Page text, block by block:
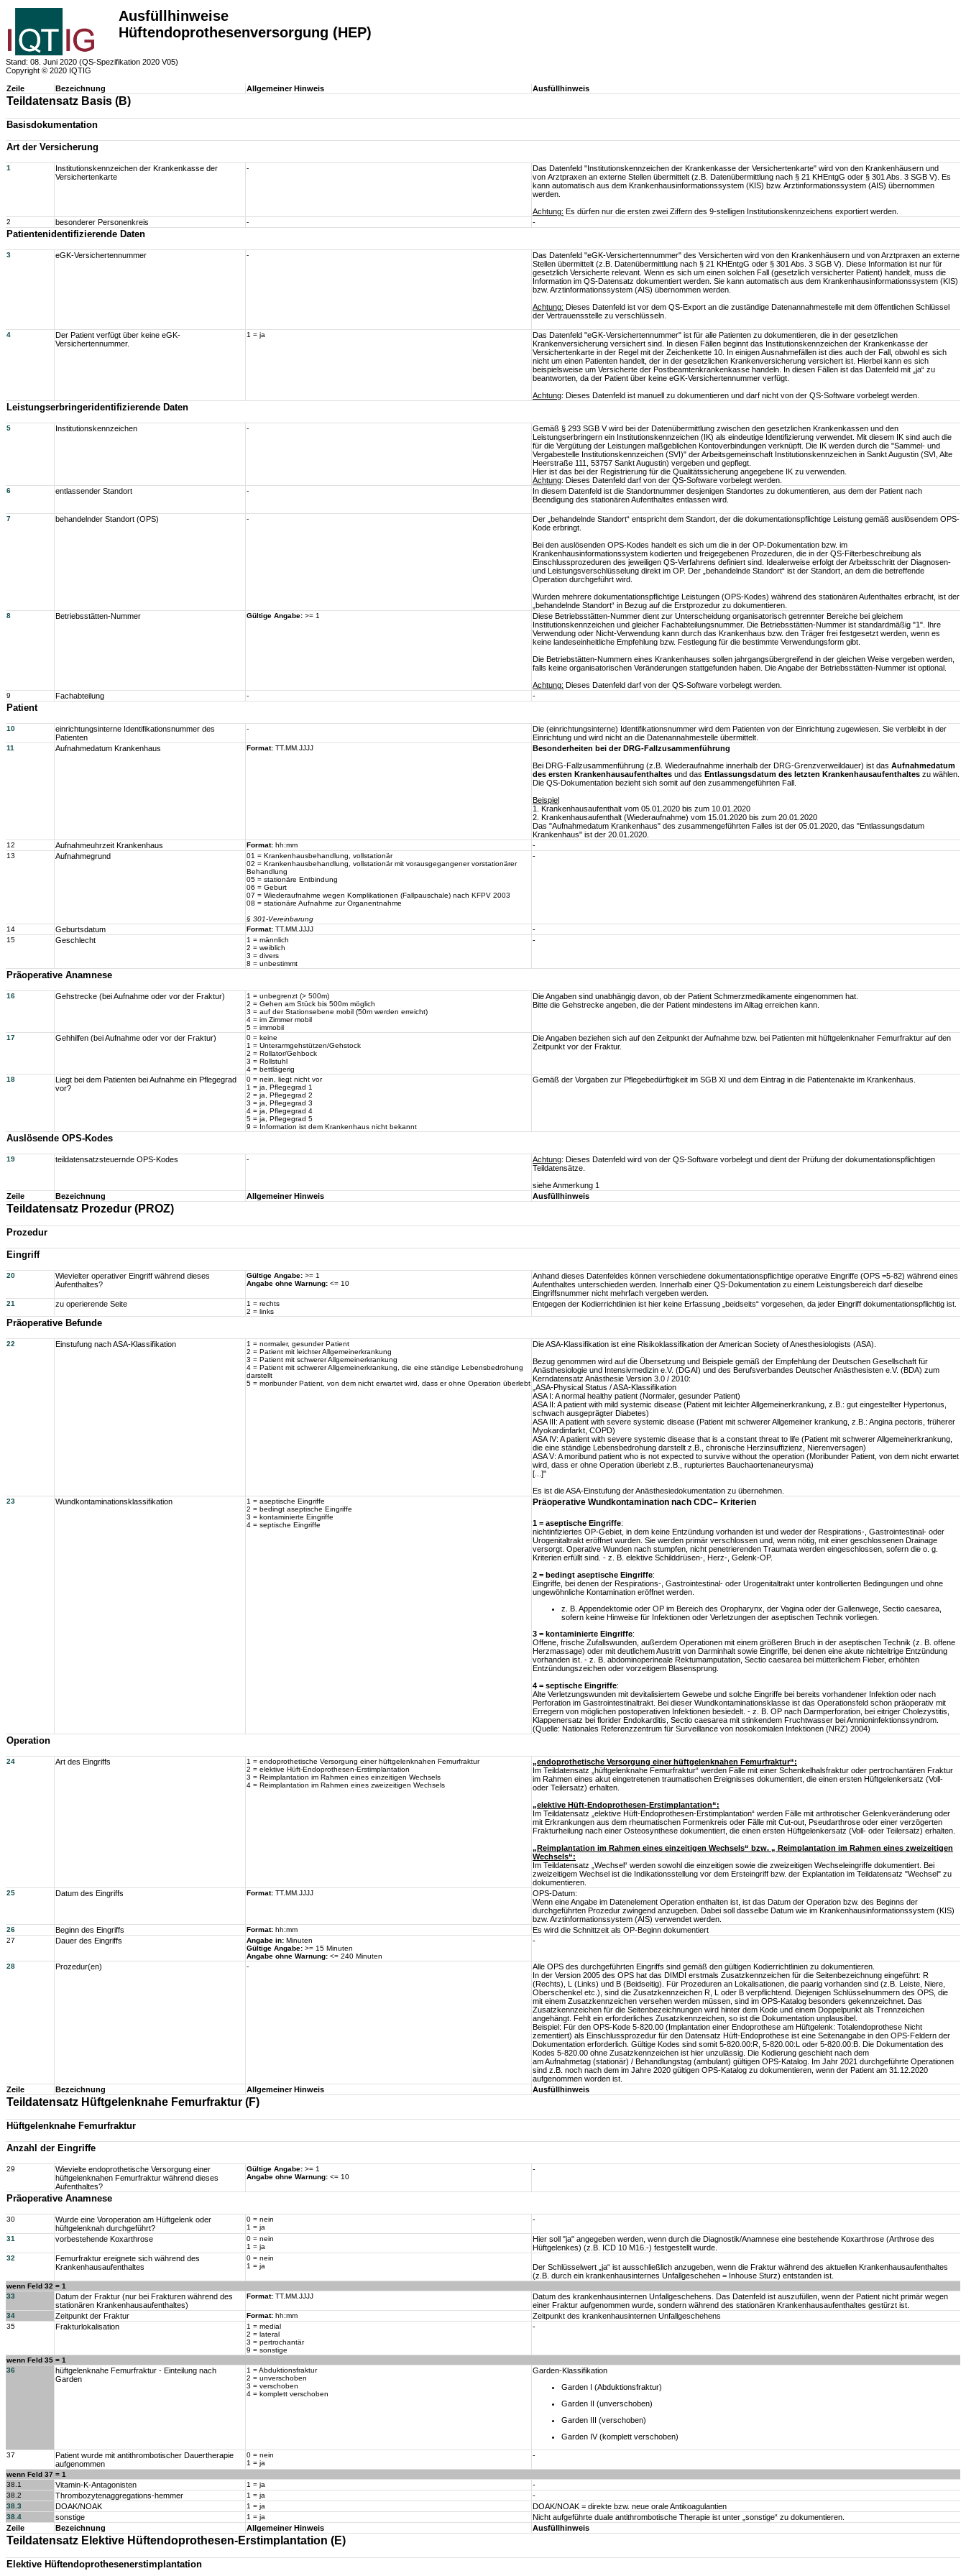
Ausfüllhinweise
Hüftendoprothesenversorgung (HEP)
Stand: 08. Juni 2020 (QS-Spezifikation 2020 V05)
Copyright © 2020 IQTIG
Zeile Bezeichnung Allgemeiner Hinweis Ausfüllhinweis
Teildatensatz Basis (B)
Basisdokumentation
Art der Versicherung
1
Institutionskennzeichen der Krankenkasse der
Versichertenkarte
-
Das Datenfeld "Institutionskennzeichen der Krankenkasse der Versichertenkarte" wird von den Krankenhäusern und
von Arztpraxen an externe Stellen übermittelt (z.B. Datenübermittlung nach § 21 KHEntgG oder § 301 Abs. 3 SGB V). Es
kann automatisch aus dem Krankenhausinformationssystem (KIS) bzw. Arztinformationssystem (AIS) übernommen
werden.
Achtung: Es dürfen nur die ersten zwei Ziffern des 9-stelligen Institutionskennzeichens exportiert werden.
2 besonderer Personenkreis - -
Patientenidentifizierende Daten
3 eGK-Versichertennummer -
Das Datenfeld "eGK-Versichertennummer" des Versicherten wird von den Krankenhäusern und von Arztpraxen an externe
Stellen übermittelt (z.B. Datenübermittlung nach § 21 KHEntgG oder § 301 Abs. 3 SGB V). Diese Information ist nur für
gesetzlich Versicherte relevant. Wenn es sich um einen solchen Fall (gesetzlich versicherter Patient) handelt, muss die
Information im QS-Datensatz dokumentiert werden. Sie kann automatisch aus dem Krankenhausinformationssystem (KIS)
bzw. Arztinformationssystem (AIS) übernommen werden.
Achtung: Dieses Datenfeld ist vor dem QS-Export an die zuständige Datenannahmestelle mit dem öffentlichen Schlüssel
der Vertrauensstelle zu verschlüsseln.
4
Der Patient verfügt über keine eGK-
Versichertennummer.
1 = ja
Das Datenfeld "eGK-Versichertennummer" ist für alle Patienten zu dokumentieren, die in der gesetzlichen
Krankenversicherung versichert sind. In diesen Fällen beginnt das Institutionskennzeichen der Krankenkasse der
Versichertenkarte in der Regel mit der Zeichenkette 10. In einigen Ausnahmefällen ist dies auch der Fall, obwohl es sich
nicht um einen Patienten handelt, der in der gesetzlichen Krankenversicherung versichert ist. Hierbei kann es sich
beispielsweise um Versicherte der Postbeamtenkrankenkasse handeln. In diesen Fällen ist das Datenfeld mit „ja“ zu
beantworten, da der Patient über keine eGK-Versichertennummer verfügt.
Achtung: Dieses Datenfeld ist manuell zu dokumentieren und darf nicht von der QS-Software vorbelegt werden.
Leistungserbringeridentifizierende Daten
5 Institutionskennzeichen -
Gemäß § 293 SGB V wird bei der Datenübermittlung zwischen den gesetzlichen Krankenkassen und den
Leistungserbringern ein Institutionskennzeichen (IK) als eindeutige Identifizierung verwendet. Mit diesem IK sind auch die
für die Vergütung der Leistungen maßgeblichen Kontoverbindungen verknüpft. Die IK werden durch die "Sammel- und
Vergabestelle Institutionskennzeichen (SVI)" der Arbeitsgemeinschaft Institutionskennzeichen in Sankt Augustin (SVI, Alte
Heerstraße 111, 53757 Sankt Augustin) vergeben und gepflegt.
Hier ist das bei der Registrierung für die Qualitätssicherung angegebene IK zu verwenden.
Achtung: Dieses Datenfeld darf von der QS-Software vorbelegt werden.
6 entlassender Standort -
In diesem Datenfeld ist die Standortnummer desjenigen Standortes zu dokumentieren, aus dem der Patient nach
Beendigung des stationären Aufenthaltes entlassen wird.
7 behandelnder Standort (OPS) -
Der „behandelnde Standort“ entspricht dem Standort, der die dokumentationspflichtige Leistung gemäß auslösendem OPS-
Kode erbringt.
Bei den auslösenden OPS-Kodes handelt es sich um die in der OP-Dokumentation bzw. im
Krankenhausinformationssystem kodierten und freigegebenen Prozeduren, die in der QS-Filterbeschreibung als
Einschlussprozeduren des jeweiligen QS-Verfahrens definiert sind. Idealerweise erfolgt der Arbeitsschritt der Diagnosen-
und Leistungsverschlüsselung direkt im OP. Der „behandelnde Standort“ ist der Standort, an dem die betreffende
Operation durchgeführt wird.
Wurden mehrere dokumentationspflichtige Leistungen (OPS-Kodes) während des stationären Aufenthaltes erbracht, ist der
„behandelnde Standort“ in Bezug auf die Erstprozedur zu dokumentieren.
8 Betriebsstätten-Nummer Gültige Angabe: >= 1
Diese Betriebsstätten-Nummer dient zur Unterscheidung organisatorisch getrennter Bereiche bei gleichem
Institutionskennzeichen und gleicher Fachabteilungsnummer. Die Betriebsstätten-Nummer ist standardmäßig "1". Ihre
Verwendung oder Nicht-Verwendung kann durch das Krankenhaus bzw. den Träger frei festgesetzt werden, wenn es
keine landeseinheitliche Empfehlung bzw. Festlegung für die bestimmte Verwendungsform gibt.
Die Betriebstätten-Nummern eines Krankenhauses sollen jahrgangsübergreifend in der gleichen Weise vergeben werden,
falls keine organisatorischen Veränderungen stattgefunden haben. Die Angabe der Betriebsstätten-Nummer ist optional.
Achtung: Dieses Datenfeld darf von der QS-Software vorbelegt werden.
9 Fachabteilung - -
Patient
10
einrichtungsinterne Identifikationsnummer des
Patienten
-
Die (einrichtungsinterne) Identifikationsnummer wird dem Patienten von der Einrichtung zugewiesen. Sie verbleibt in der
Einrichtung und wird nicht an die Datenannahmestelle übermittelt.
11 Aufnahmedatum Krankenhaus Format: TT.MM.JJJJ
Besonderheiten bei der DRG-Fallzusammenführung
Bei DRG-Fallzusammenführung (z.B. Wiederaufnahme innerhalb der DRG-Grenzverweildauer) ist das Aufnahmedatum
des ersten Krankenhausaufenthaltes und das Entlassungsdatum des letzten Krankenhausaufenthaltes zu wählen.
Die QS-Dokumentation bezieht sich somit auf den zusammengeführten Fall.
Beispiel
1. Krankenhausaufenthalt vom 05.01.2020 bis zum 10.01.2020
2. Krankenhausaufenthalt (Wiederaufnahme) vom 15.01.2020 bis zum 20.01.2020
Das "Aufnahmedatum Krankenhaus" des zusammengeführten Falles ist der 05.01.2020, das "Entlassungsdatum
Krankenhaus" ist der 20.01.2020.
12 Aufnahmeuhrzeit Krankenhaus Format: hh:mm -
13 Aufnahmegrund
01 = Krankenhausbehandlung, vollstationär
02 = Krankenhausbehandlung, vollstationär mit vorausgegangener vorstationärer
Behandlung
05 = stationäre Entbindung
06 = Geburt
07 = Wiederaufnahme wegen Komplikationen (Fallpauschale) nach KFPV 2003
08 = stationäre Aufnahme zur Organentnahme
§ 301-Vereinbarung
-
14 Geburtsdatum Format: TT.MM.JJJJ -
15 Geschlecht
1 = männlich
2 = weiblich
3 = divers
8 = unbestimmt
-
Präoperative Anamnese
16 Gehstrecke (bei Aufnahme oder vor der Fraktur)
1 = unbegrenzt (> 500m)
2 = Gehen am Stück bis 500m möglich
3 = auf der Stationsebene mobil (50m werden erreicht)
4 = im Zimmer mobil
5 = immobil
Die Angaben sind unabhängig davon, ob der Patient Schmerzmedikamente eingenommen hat.
Bitte die Gehstrecke angeben, die der Patient mindestens im Alltag erreichen kann.
17 Gehhilfen (bei Aufnahme oder vor der Fraktur)
0 = keine
1 = Unterarmgehstützen/Gehstock
2 = Rollator/Gehbock
3 = Rollstuhl
4 = bettlägerig
Die Angaben beziehen sich auf den Zeitpunkt der Aufnahme bzw. bei Patienten mit hüftgelenknaher Femurfraktur auf den
Zeitpunkt vor der Fraktur.
18
Liegt bei dem Patienten bei Aufnahme ein Pflegegrad
vor?
0 = nein, liegt nicht vor
1 = ja, Pflegegrad 1
2 = ja, Pflegegrad 2
3 = ja, Pflegegrad 3
4 = ja, Pflegegrad 4
5 = ja, Pflegegrad 5
9 = Information ist dem Krankenhaus nicht bekannt
Gemäß der Vorgaben zur Pflegebedürftigkeit im SGB XI und dem Eintrag in die Patientenakte im Krankenhaus.
Auslösende OPS-Kodes
19 teildatensatzsteuernde OPS-Kodes - Achtung: Dieses Datenfeld wird von der QS-Software vorbelegt und dient der Prüfung der dokumentationspflichtigen
Teildatensätze.
siehe Anmerkung 1
Zeile
Bezeichnung Allgemeiner Hinweis Ausfüllhinweis
Teildatensatz Prozedur (PROZ)
Prozedur
Eingriff
20
Wievielter operativer Eingriff während dieses
Aufenthaltes?
Gültige Angabe: >= 1
Angabe ohne Warnung: <= 10
Anhand dieses Datenfeldes können verschiedene dokumentationspflichtige operative Eingriffe (OPS =5-82) während eines
Aufenthaltes unterschieden werden. Innerhalb einer QS-Dokumentation zu einem Leistungsbereich darf dieselbe
Eingriffsnummer nicht mehrfach vergeben werden.
21 zu operierende Seite
1 = rechts
2 = links
Entgegen der Kodierrichtlinien ist hier keine Erfassung „beidseits“ vorgesehen, da jeder Eingriff dokumentationspflichtig ist.
Präoperative Befunde
22 Einstufung nach ASA-Klassifikation
1 = normaler, gesunder Patient
2 = Patient mit leichter Allgemeinerkrankung
3 = Patient mit schwerer Allgemeinerkrankung
4 = Patient mit schwerer Allgemeinerkrankung, die eine ständige Lebensbedrohung
darstellt
5 = moribunder Patient, von dem nicht erwartet wird, dass er ohne Operation überlebt
Die ASA-Klassifikation ist eine Risikoklassifikation der American Society of Anesthesiologists (ASA).
Bezug genommen wird auf die Übersetzung und Beispiele gemäß der Empfehlung der Deutschen Gesellschaft für
Anästhesiologie und Intensivmedizin e.V. (DGAI) und des Berufsverbandes Deutscher Anästhesisten e.V. (BDA) zum
Kerndatensatz Anästhesie Version 3.0 / 2010:
„ASA-Physical Status / ASA-Klassifikation
ASA I: A normal healthy patient (Normaler, gesunder Patient)
ASA II: A patient with mild systemic disease (Patient mit leichter Allgemeinerkrankung, z.B.: gut eingestellter Hypertonus,
schwach ausgeprägter Diabetes)
ASA III: A patient with severe systemic disease (Patient mit schwerer Allgemeiner krankung, z.B.: Angina pectoris, früherer
Myokardinfarkt, COPD)
ASA IV: A patient with severe systemic disease that is a constant threat to life (Patient mit schwerer Allgemeinerkrankung,
die eine ständige Lebensbedrohung darstellt z.B., chronische Herzinsuffizienz, Nierenversagen)
ASA V: A moribund patient who is not expected to survive without the operation (Moribunder Patient, von dem nicht erwartet
wird, dass er ohne Operation überlebt z.B., rupturiertes Bauchaortenaneurysma)
[...]"
Es ist die ASA-Einstufung der Anästhesiedokumentation zu übernehmen.
23 Wundkontaminationsklassifikation
1 = aseptische Eingriffe
2 = bedingt aseptische Eingriffe
3 = kontaminierte Eingriffe
4 = septische Eingriffe
Präoperative Wundkontamination nach CDC– Kriterien
1 = aseptische Eingriffe:
nichtinfiziertes OP-Gebiet, in dem keine Entzündung vorhanden ist und weder der Respirations-, Gastrointestinal- oder
Urogenitaltrakt eröffnet wurden. Sie werden primär verschlossen und, wenn nötig, mit einer geschlossenen Drainage
versorgt. Operative Wunden nach stumpfen, nicht penetrierenden Traumata werden eingeschlossen, sofern die o. g.
Kriterien erfüllt sind. - z. B. elektive Schilddrüsen-, Herz-, Gelenk-OP.
2 = bedingt aseptische Eingriffe:
Eingriffe, bei denen der Respirations-, Gastrointestinal- oder Urogenitaltrakt unter kontrollierten Bedingungen und ohne
ungewöhnliche Kontamination eröffnet werden.
z. B. Appendektomie oder OP im Bereich des Oropharynx, der Vagina oder der Gallenwege, Sectio caesarea,
sofern keine Hinweise für Infektionen oder Verletzungen der aseptischen Technik vorliegen.
3 = kontaminierte Eingriffe:
Offene, frische Zufallswunden, außerdem Operationen mit einem größeren Bruch in der aseptischen Technik (z. B. offene
Herzmassage) oder mit deutlichem Austritt von Darminhalt sowie Eingriffe, bei denen eine akute nichteitrige Entzündung
vorhanden ist. - z. B. abdominoperineale Rektumamputation, Sectio caesarea bei mütterlichem Fieber, erhöhten
Entzündungszeichen oder vorzeitigem Blasensprung.
4 = septische Eingriffe:
Alte Verletzungswunden mit devitalisiertem Gewebe und solche Eingriffe bei bereits vorhandener Infektion oder nach
Perforation im Gastrointestinaltrakt. Bei dieser Wundkontaminationsklasse ist das Operationsfeld schon präoperativ mit
Erregern von möglichen postoperativen Infektionen besiedelt. - z. B. OP nach Darmperforation, bei eitriger Cholezystitis,
Klappenersatz bei florider Endokarditis, Sectio caesarea mit stinkendem Fruchtwasser bei Amnioninfektionssyndrom.
(Quelle: Nationales Referenzzentrum für Surveillance von nosokomialen Infektionen (NRZ) 2004)
Operation
24 Art des Eingriffs
1 = endoprothetische Versorgung einer hüftgelenknahen Femurfraktur
2 = elektive Hüft-Endoprothesen-Erstimplantation
3 = Reimplantation im Rahmen eines einzeitigen Wechsels
4 = Reimplantation im Rahmen eines zweizeitigen Wechsels
„endoprothetische Versorgung einer hüftgelenknahen Femurfraktur“:
Im Teildatensatz „hüftgelenknahe Femurfraktur“ werden Fälle mit einer Schenkelhalsfraktur oder pertrochantären Fraktur
im Rahmen eines akut eingetretenen traumatischen Ereignisses dokumentiert, die einen ersten Hüftgelenkersatz (Voll-
oder Teilersatz) erhalten.
„elektive Hüft-Endoprothesen-Erstimplantation“:
Im Teildatensatz „elektive Hüft-Endoprothesen-Erstimplantation“ werden Fälle mit arthrotischer Gelenkveränderung oder
mit Erkrankungen aus dem rheumatischen Formenkreis oder Fälle mit Cut-out, Pseudarthrose oder einer verzögerten
Frakturheilung nach einer Osteosynthese dokumentiert, die einen ersten Hüftgelenkersatz (Voll- oder Teilersatz) erhalten.
„Reimplantation im Rahmen eines einzeitigen Wechsels“ bzw. „ Reimplantation im Rahmen eines zweizeitigen
Wechsels“:
Im Teildatensatz „Wechsel“ werden sowohl die einzeitigen sowie die zweizeitigen Wechseleingriffe dokumentiert. Bei
zweizeitigem Wechsel ist die Indikationsstellung vor dem Ersteingriff bzw. der Explantation im Teildatensatz "Wechsel" zu
dokumentieren.
25 Datum des Eingriffs Format: TT.MM.JJJJ
OPS-Datum:
Wenn eine Angabe im Datenelement Operation enthalten ist, ist das Datum der Operation bzw. des Beginns der
durchgeführten Prozedur zwingend anzugeben. Dabei soll dasselbe Datum wie im Krankenhausinformationssystem (KIS)
bzw. Arztinformationssystem (AIS) verwendet werden.
26 Beginn des Eingriffs Format: hh:mm Es wird die Schnittzeit als OP-Beginn dokumentiert
27 Dauer des Eingriffs Angabe in: Minuten
Gültige Angabe: >= 15 Minuten
Angabe ohne Warnung: <= 240 Minuten
-
28 Prozedur(en) -
Alle OPS des durchgeführten Eingriffs sind gemäß den gültigen Kodierrichtlinien zu dokumentieren.
In der Version 2005 des OPS hat das DIMDI erstmals Zusatzkennzeichen für die Seitenbezeichnung eingeführt: R
(Rechts), L (Links) und B (Beidseitig). Für Prozeduren an Lokalisationen, die paarig vorhanden sind (z.B. Leiste, Niere,
Oberschenkel etc.), sind die Zusatzkennzeichen R, L oder B verpflichtend. Diejenigen Schlüsselnummern des OPS, die
mit einem Zusatzkennzeichen versehen werden müssen, sind im OPS-Katalog besonders gekennzeichnet. Das
Zusatzkennzeichen für die Seitenbezeichnungen wird hinter dem Kode und einem Doppelpunkt als Trennzeichen
angehängt. Fehlt ein erforderliches Zusatzkennzeichen, so ist die Dokumentation unplausibel.
Beispiel: Für den OPS-Kode 5-820.00 (Implantation einer Endoprothese am Hüftgelenk: Totalendoprothese Nicht
zementiert) als Einschlussprozedur für den Datensatz Hüft-Endoprothese ist eine Seitenangabe in den OPS-Feldern der
Dokumentation erforderlich. Gültige Kodes sind somit 5-820.00:R, 5-820.00:L oder 5-820.00:B. Die Dokumentation des
Kodes 5-820.00 ohne Zusatzkennzeichen ist hier unzulässig. Die Kodierung geschieht nach dem
am Aufnahmetag (stationär) / Behandlungstag (ambulant) gültigen OPS-Katalog. Im Jahr 2021 durchgeführte Operationen
sind z.B. noch nach dem im Jahre 2020 gültigen OPS-Katalog zu dokumentieren, wenn der Patient am 31.12.2020
aufgenommen worden ist.
Zeile
Bezeichnung Allgemeiner Hinweis Ausfüllhinweis
Teildatensatz Hüftgelenknahe Femurfraktur (F)
Hüftgelenknahe Femurfraktur
Anzahl der Eingriffe
29
Wievielte endoprothetische Versorgung einer
hüftgelenknahen Femurfraktur während dieses
Aufenthaltes?
Gültige Angabe: >= 1
Angabe ohne Warnung: <= 10
-
Präoperative Anamnese
30
Wurde eine Voroperation am Hüftgelenk oder
hüftgelenknah durchgeführt?
0 = nein
1 = ja
-
31 vorbestehende Koxarthrose
0 = nein
1 = ja
Hier soll "ja" angegeben werden, wenn durch die Diagnostik/Anamnese eine bestehende Koxarthrose (Arthrose des
Hüftgelenkes) (z.B. ICD 10 M16.-) festgestellt wurde.
32
Femurfraktur ereignete sich während des
Krankenhausaufenthaltes
0 = nein
1 = ja
Der Schlüsselwert „ja“ ist ausschließlich anzugeben, wenn die Fraktur während des aktuellen Krankenhausaufenthaltes
(z.B. durch ein krankenhausinternes Unfallgeschehen = Inhouse Sturz) entstanden ist.
wenn Feld 32 = 1
33
Datum der Fraktur (nur bei Frakturen während des
stationären Krankenhausaufenthaltes)
Format: TT.MM.JJJJ
Datum des krankenhausinternen Unfallgeschehens. Das Datenfeld ist auszufüllen, wenn der Patient nicht primär wegen
einer Fraktur aufgenommen wurde, sondern während des stationären Krankenhausaufenthaltes gestürzt ist.
34 Zeitpunkt der Fraktur Format: hh:mm Zeitpunkt des krankenhausinternen Unfallgeschehens
35 Frakturlokalisation
1 = medial
2 = lateral
3 = pertrochantär
9 = sonstige
-
wenn Feld 35 = 1
36
hüftgelenknahe Femurfraktur - Einteilung nach
Garden
1 = Abduktionsfraktur
2 = unverschoben
3 = verschoben
4 = komplett verschoben
Garden-Klassifikation
Garden I (Abduktionsfraktur)
Garden II (unverschoben)
Garden III (verschoben)
Garden IV (komplett verschoben)
37
Patient wurde mit antithrombotischer Dauertherapie
aufgenommen
0 = nein
1 = ja
-
wenn Feld 37 = 1
38.1
Vitamin-K-Antagonisten 1 = ja -
38.2 Thrombozytenaggregations-hemmer 1 = ja -
38.3 DOAK/NOAK 1 = ja DOAK/NOAK = direkte bzw. neue orale Antikoagulantien
38.4 sonstige 1 = ja
Nicht aufgeführte duale antithrombotische Therapie ist unter „sonstige“ zu dokumentieren.
Zeile
Bezeichnung Allgemeiner Hinweis Ausfüllhinweis
Teildatensatz Elektive Hüftendoprothesen-Erstimplantation (E)
Elektive Hüftendoprothesenerstimplantation